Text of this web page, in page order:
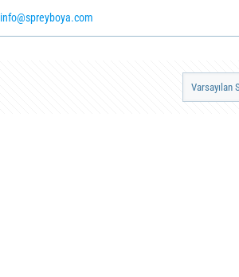
info@spreyboya.com